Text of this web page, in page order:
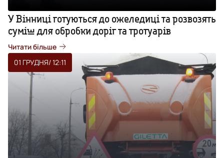
У Вінниці готуються до ожеледиці та розвозять
суміш для обробки доріг та тротуарів
Читати більше
01 ГРУДНЯ/ 12:11